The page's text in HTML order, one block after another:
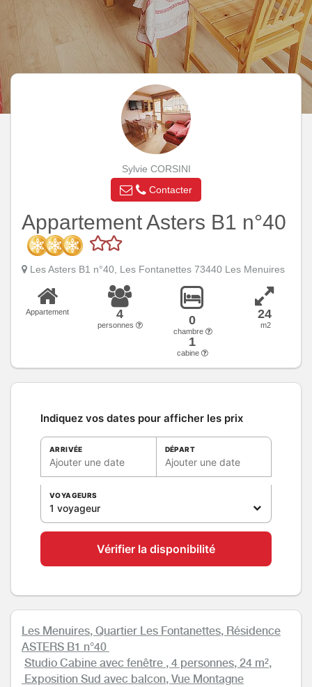
Sylvie CORSINI
Contacter
Appartement Asters B1 n°40
Les Asters B1 n°40, Les Fontanettes 73440 Les Menuires
Appartement 4
personnes 0
chambre
1
cabine
24
m2
Indiquez vos dates pour afficher les prix
ARRIVÉE
Ajouter une date
DÉPART
Ajouter une date
VOYAGEURS
1 voyageur
Vérifier la disponibilité
Les Menuires, Quartier Les Fontanettes, Résidence
ASTERS B1 n°40
Studio Cabine avec fenêtre , 4 personnes, 24 m²,
Exposition Sud avec balcon, Vue Montagne